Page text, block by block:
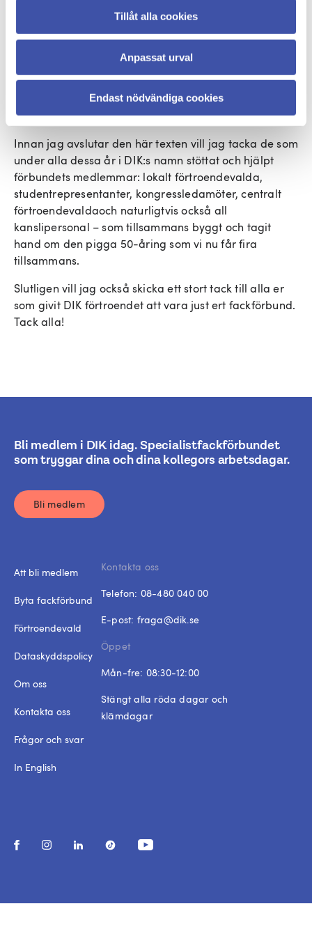
Tillåt alla cookies
Anpassat urval
Endast nödvändiga cookies
mycket viktig, men många politiska beslut som
påverkar våra medlemmars vardag på jobbet fattas
mandatperioden har vi fått allt fler indikationer på att
vi måste rikta mer opinions- och påverkansarbete mot
regional- och kommunal nivå, så det gör vi nu. Håll
utkik!
Innan jag avslutar den här texten vill jag tacka de som
under alla dessa år i DIK:s namn stöttat och hjälpt
förbundets medlemmar: lokalt förtroendevalda,
studentrepresentanter, kongressledamöter, centralt
förtroendevaldaoch naturligtvis också all
kanslipersonal – som tillsammans byggt och tagit
hand om den pigga 50-åring som vi nu får fira
tillsammans.
Slutligen vill jag också skicka ett stort tack till alla er
som givit DIK förtroendet att vara just ert fackförbund.
Tack alla!
Bli medlem i DIK idag. Specialistfackförbundet
som tryggar dina och dina kollegors arbetsdagar.
Bli medlem
Att bli medlem
Byta fackförbund
Förtroendevald
Dataskyddspolicy
Om oss
Kontakta oss
Frågor och svar
In English
Kontakta oss
Telefon: 08-480 040 00
E-post: fraga@dik.se
Öppet
Mån-fre: 08:30-12:00
Stängt alla röda dagar och
klämdagar